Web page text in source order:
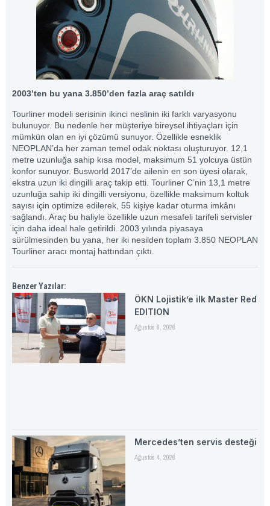
2003’ten bu yana 3.850’den fazla araç satıldı
Tourliner modeli serisinin ikinci neslinin iki farklı varyasyonu
bulunuyor. Bu nedenle her müşteriye bireysel ihtiyaçları için
mümkün olan en iyi çözümü sunuyor. Özellikle esneklik
NEOPLAN’da her zaman temel odak noktası oluşturuyor. 12,1
metre uzunluğa sahip kısa model, maksimum 51 yolcuya üstün
konfor sunuyor. Busworld 2017’de ailenin en son üyesi olarak,
ekstra uzun iki dingilli araç takip etti. Tourliner C’nin 13,1 metre
uzunluğa sahip iki dingilli versiyonu, özellikle maksimum koltuk
sayısı için optimize edilerek, 55 kişiye kadar oturma imkânı
sağlandı. Araç bu haliyle özellikle uzun mesafeli tarifeli servisler
için daha ideal hale getirildi. 2003 yılında piyasaya
sürülmesinden bu yana, her iki nesilden toplam 3.850 NEOPLAN
Tourliner aracı montaj hattından çıktı.
Benzer Yazılar:
ÖKN Lojistik’e ilk Master Red
EDITION
Ağustos 6, 2026
Mercedes’ten servis desteği
Ağustos 4, 2026